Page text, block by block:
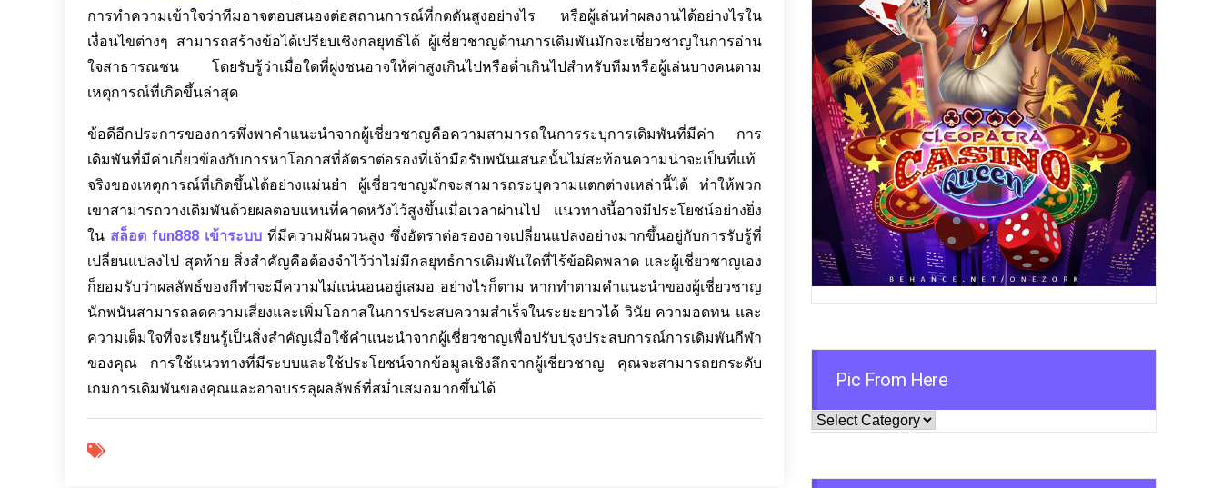
การทำความเข้าใจว่าทีมอาจตอบสนองต่อสถานการณ์ที่กดดันสูงอย่างไร หรือผู้เล่นทำผลงานได้อย่างไรใน
เงื่อนไขต่างๆ สามารถสร้างข้อได้เปรียบเชิงกลยุทธ์ได้ ผู้เชี่ยวชาญด้านการเดิมพันมักจะเชี่ยวชาญในการอ่าน
ใจสาธารณชน โดยรับรู้ว่าเมื่อใดที่ฝูงชนอาจให้ค่าสูงเกินไปหรือต่ำเกินไปสำหรับทีมหรือผู้เล่นบางคนตาม
เหตุการณ์ที่เกิดขึ้นล่าสุด
ข้อดีอีกประการของการพึ่งพาคำแนะนำจากผู้เชี่ยวชาญคือความสามารถในการระบุการเดิมพันที่มีค่า การ
เดิมพันที่มีค่าเกี่ยวข้องกับการหาโอกาสที่อัตราต่อรองที่เจ้ามือรับพนันเสนอนั้นไม่สะท้อนความน่าจะเป็นที่แท้
จริงของเหตุการณ์ที่เกิดขึ้นได้อย่างแม่นยำ ผู้เชี่ยวชาญมักจะสามารถระบุความแตกต่างเหล่านี้ได้ ทำให้พวก
เขาสามารถวางเดิมพันด้วยผลตอบแทนที่คาดหวังไว้สูงขึ้นเมื่อเวลาผ่านไป แนวทางนี้อาจมีประโยชน์อย่างยิ่ง
ใน สล็อต fun888 เข้าระบบ ที่มีความผันผวนสูง ซึ่งอัตราต่อรองอาจเปลี่ยนแปลงอย่างมากขึ้นอยู่กับการรับรู้ที่
เปลี่ยนแปลงไป สุดท้าย สิ่งสำคัญคือต้องจำไว้ว่าไม่มีกลยุทธ์การเดิมพันใดที่ไร้ข้อผิดพลาด และผู้เชี่ยวชาญเอง
ก็ยอมรับว่าผลลัพธ์ของกีฬาจะมีความไม่แน่นอนอยู่เสมอ อย่างไรก็ตาม หากทำตามคำแนะนำของผู้เชี่ยวชาญ
นักพนันสามารถลดความเสี่ยงและเพิ่มโอกาสในการประสบความสำเร็จในระยะยาวได้ วินัย ความอดทน และ
ความเต็มใจที่จะเรียนรู้เป็นสิ่งสำคัญเมื่อใช้คำแนะนำจากผู้เชี่ยวชาญเพื่อปรับปรุงประสบการณ์การเดิมพันกีฬา
ของคุณ การใช้แนวทางที่มีระบบและใช้ประโยชน์จากข้อมูลเชิงลึกจากผู้เชี่ยวชาญ คุณจะสามารถยกระดับ
เกมการเดิมพันของคุณและอาจบรรลุผลลัพธ์ที่สม่ำเสมอมากขึ้นได้
Pic From Here
Pic